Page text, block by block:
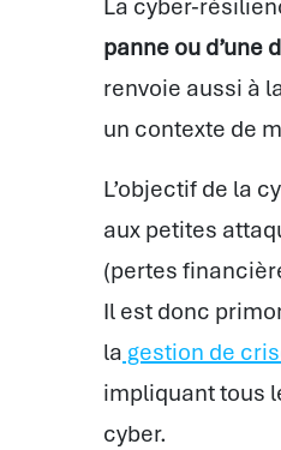
La cyber-
panne ou d’une
renvoie aussi à
un contexte de
L’objectif de la
aux petites
(pertes
Il est donc
la gestion de
impliquant tous
cyber.